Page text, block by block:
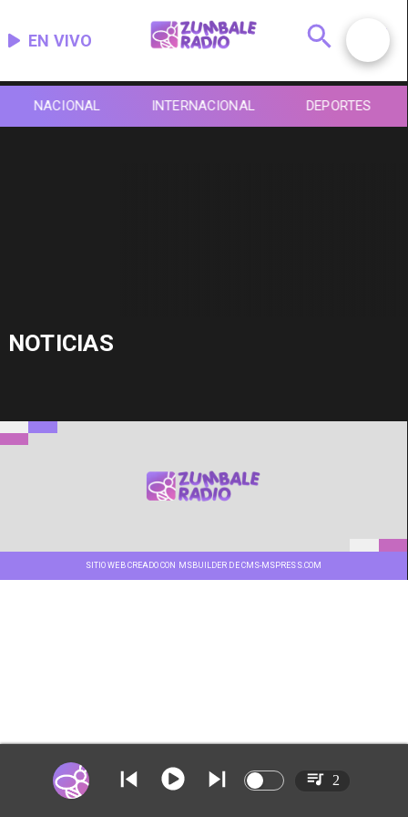
EN VIVO
NACIONAL INTERNACIONAL DEPORTES
NOTICIAS
SITIO WEB CREADO CON MSBUILDER DE CMS-MSPRESS.COM
2